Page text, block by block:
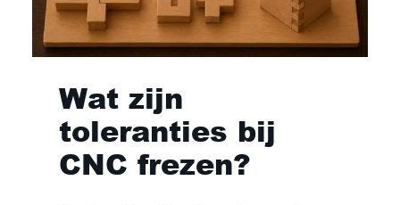
Wat zijn
toleranties bij
CNC frezen?